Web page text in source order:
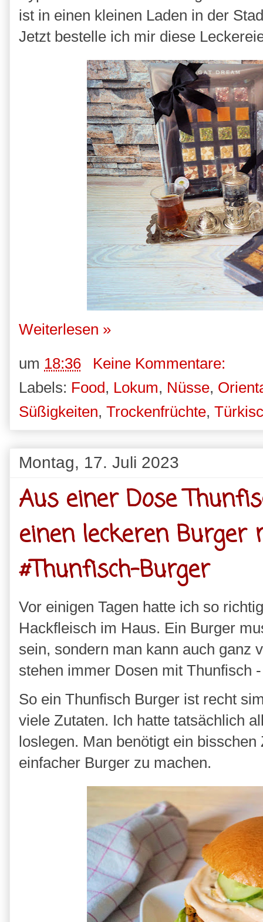
ist in einen kleinen Laden in der
Jetzt bestelle ich mir diese
Weiterlesen »
um 18:36
Keine Kommentare:
Labels: Food, Lokum, Nüsse,
Süßigkeiten, Trockenfrüchte,
Montag, 17. Juli 2023
Aus einer Dose
einen leckeren Burger
#Thunfisch-Burger
Vor einigen Tagen hatte ich so
Hackfleisch im Haus. Ein Burger
sein, sondern man kann auch ganz
stehen immer Dosen mit Thunfisch
So ein Thunfisch Burger ist recht
viele Zutaten. Ich hatte tatsächlich
loslegen. Man benötigt ein
einfacher Burger zu machen.